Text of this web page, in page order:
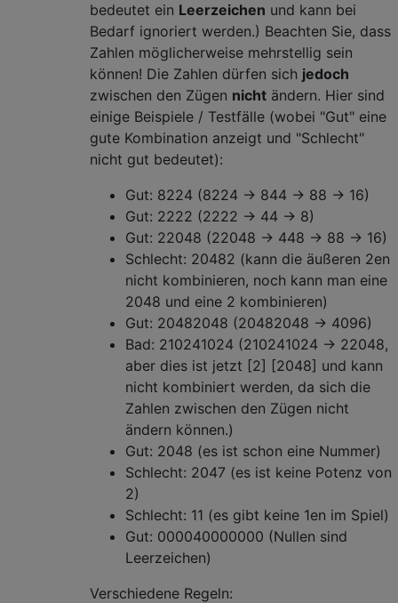
bedeutet ein Leerzeichen und kann bei
Bedarf ignoriert werden.) Beachten Sie, dass
Zahlen möglicherweise mehrstellig sein
können! Die Zahlen dürfen sich jedoch
zwischen den Zügen nicht ändern. Hier sind
einige Beispiele / Testfälle (wobei "Gut" eine
gute Kombination anzeigt und "Schlecht"
nicht gut bedeutet):
Gut: 8224 (8224 -> 844 -> 88 -> 16)
Gut: 2222 (2222 -> 44 -> 8)
Gut: 22048 (22048 -> 448 -> 88 -> 16)
Schlecht: 20482 (kann die äußeren 2en
nicht kombinieren, noch kann man eine
2048 und eine 2 kombinieren)
Gut: 20482048 (20482048 -> 4096)
Bad: 210241024 (210241024 -> 22048,
aber dies ist jetzt [2] [2048] und kann
nicht kombiniert werden, da sich die
Zahlen zwischen den Zügen nicht
ändern können.)
Gut: 2048 (es ist schon eine Nummer)
Schlecht: 2047 (es ist keine Potenz von
2)
Schlecht: 11 (es gibt keine 1en im Spiel)
Gut: 000040000000 (Nullen sind
Leerzeichen)
Verschiedene Regeln: